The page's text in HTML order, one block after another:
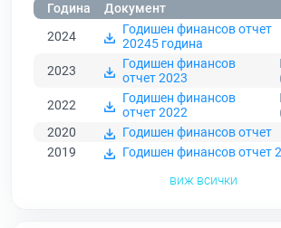
Година
Документ
2024
Годишен финансов отчет
20245 година
2023
Годишен финансов
отчет 2023
2022
Годишен финансов
отчет 2022
2020
Годишен финансов отчет
2019
Годишен финансов отчет
виж всички